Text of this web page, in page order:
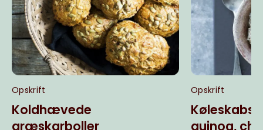
Opskrift
Koldhævede
græskarboller
Opskrift
quinoa,